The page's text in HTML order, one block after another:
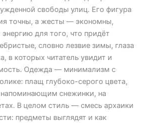
свободы улиц. Его фигура
точны, а жесты — экономны,
для того, что придёт
словно лезвие зимы, глаза
в которых читатель увидит и
Одежда — минимализм с
плащ глубоко-серого цвета,
снежинки, на
В целом стиль — смесь архаики
предметы выглядят и как